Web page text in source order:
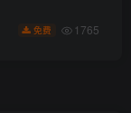
免费 1765